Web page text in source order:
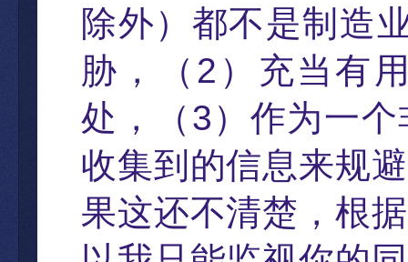
除外） 都不是制造
胁 ，（ 2 ） 充当有
处 ，（ 3 ） 作为一
收集到的信息来规
果这还不清楚，根